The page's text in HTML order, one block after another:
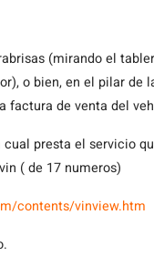
(mirando el
o bien, en el pilar
factura de venta del
cual presta el servicio
( de 17 numeros)
contents/vinview.htm